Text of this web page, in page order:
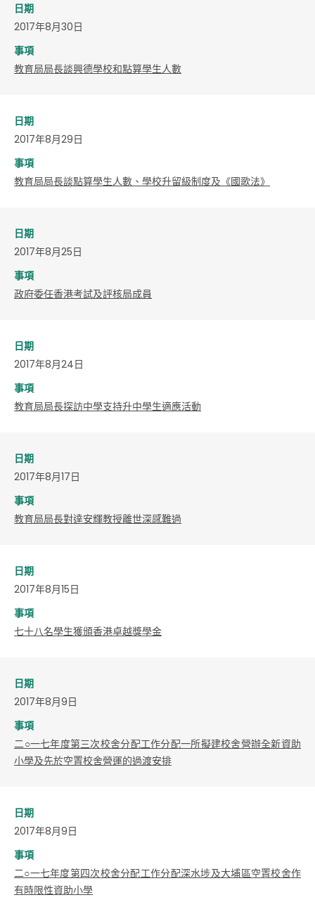
日期
2017年8月30日
事項
教育局局長談興德學校和點算學生人數
日期
2017年8月29日
事項
教育局局長談點算學生人數、學校升留級制度及《國歌法》
日期
2017年8月25日
事項
政府委任香港考試及評核局成員
日期
2017年8月24日
事項
教育局局長探訪中學支持升中學生適應活動
日期
2017年8月17日
事項
教育局局長對達安輝教授離世深感難過
日期
2017年8月15日
事項
七十八名學生獲頒香港卓越獎學金
日期
2017年8月9日
事項
​二○一七年度第三次校舍分配工作分配一所擬建校舍營辦全新資助
小學及先於空置校舍營運的過渡安排
日期
2017年8月9日
事項
二○一七年度第四次校舍分配工作分配深水埗及大埔區空置校舍作
有時限性資助小學